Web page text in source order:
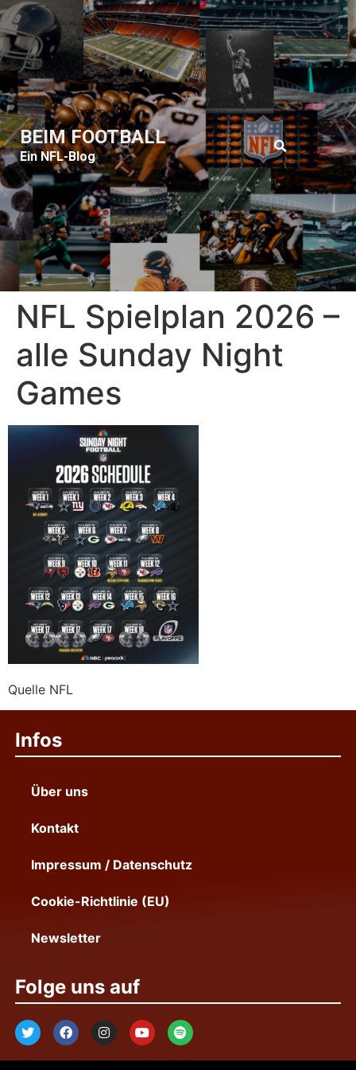
BEIM FOOTBALL
Ein NFL-Blog
NFL Spielplan 2026 –
alle Sunday Night
Games
Quelle NFL
Infos
Über uns
Kontakt
Impressum / Datenschutz
Cookie-Richtlinie (EU)
Newsletter
Folge uns auf